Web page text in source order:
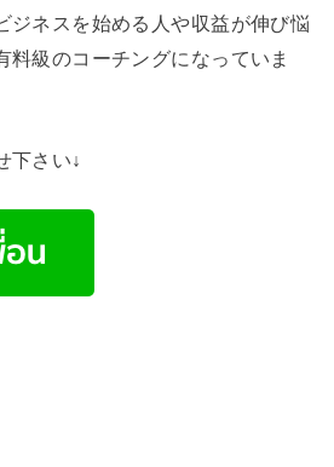
ジネスを始める人や収益が伸び悩
料級のコーチングになっていま
下さい↓